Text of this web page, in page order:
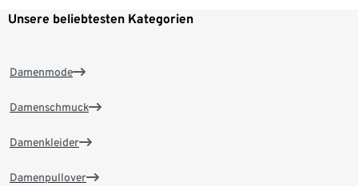
Unsere beliebtesten Kategorien
Damenmode
Damenschmuck
Damenkleider
Damenpullover